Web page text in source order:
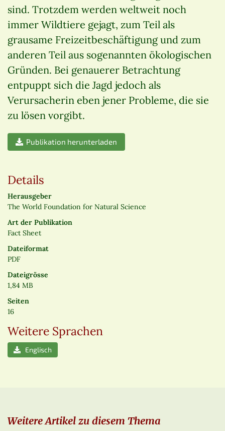
sind. Trotzdem werden weltweit noch
immer Wildtiere gejagt, zum Teil als
grausame Freizeitbeschäftigung und zum
anderen Teil aus sogenannten ökologischen
Gründen. Bei genauerer Betrachtung
entpuppt sich die Jagd jedoch als
Verursacherin eben jener Probleme, die sie
zu lösen vorgibt.
Publikation herunterladen
Details
Herausgeber
The World Foundation for Natural Science
Art der Publikation
Fact Sheet
Dateiformat
PDF
Dateigrösse
1,84 MB
Seiten
16
Weitere Sprachen
Englisch
Weitere Artikel zu diesem Thema